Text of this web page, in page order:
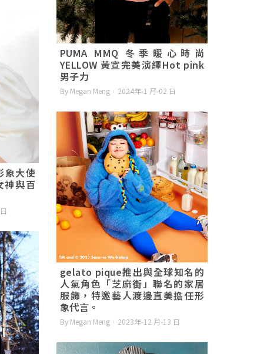
PUMA MMQ 冬季暖心時尚
YELLOW 黃宣完美演繹Hot pink
男子力
By Megan Meng 2024年-1 月-02 日
象大使
神與百
gelato pique推出與全球知名的
人氣角色「芝麻街」聯名的家居
服飾，特邀藝人渡邊直美擔任形
象代言。
By Megan Meng 2023年-12 月-13 日